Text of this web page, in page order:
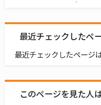
最近チェックしたペ
最近チェックしたページ
このページを見た人